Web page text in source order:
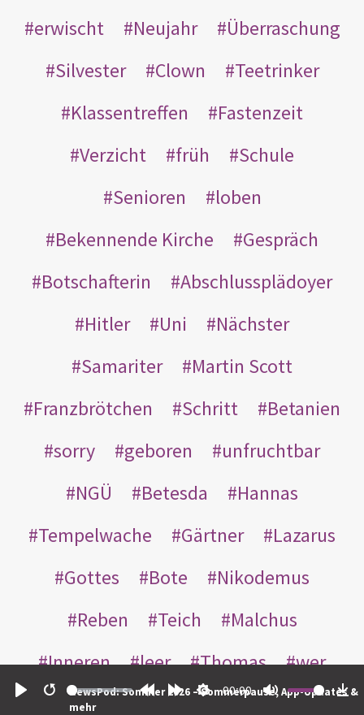
Restart
00:00
NewsPod: Sommer 2026 – Sommerpause, App-Updates &
mehr
erwischt
Neujahr
Überraschung
Silvester
Clown
Teetrinker
Klassentreffen
Fastenzeit
Verzicht
früh
Schule
Senioren
loben
Bekennende Kirche
Gespräch
Botschafterin
Abschlussplädoyer
Hitler
Uni
Nächster
Samariter
Martin Scott
Franzbrötchen
Schritt
Betanien
sorry
geboren
unfruchtbar
NGÜ
Betesda
Hannas
Tempelwache
Gärtner
Lazarus
Gottes
Bote
Nikodemus
Reben
Teich
Malchus
Inneren
leer Thomas
wer
einander
nachts weggeworfen